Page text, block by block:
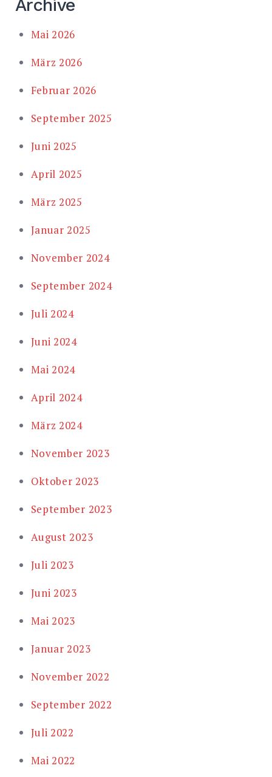
Archive
Mai 2026
März 2026
Februar 2026
September 2025
Juni 2025
April 2025
März 2025
Januar 2025
November 2024
September 2024
Juli 2024
Juni 2024
Mai 2024
April 2024
März 2024
November 2023
Oktober 2023
September 2023
August 2023
Juli 2023
Juni 2023
Mai 2023
Januar 2023
November 2022
September 2022
Juli 2022
Mai 2022